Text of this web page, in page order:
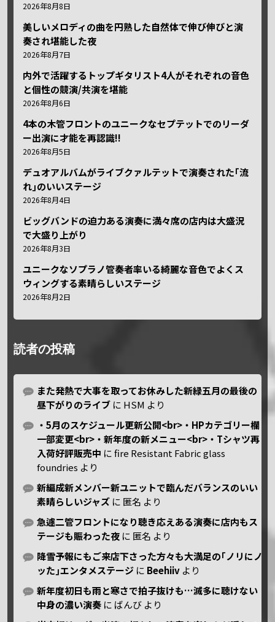
2026年8月8日
美しいメロディの曲を円熟した自然体で伸び伸びと演
奏され堪能した夜
2026年8月7日
内外で活躍するトップギタリスト4人がそれぞれの音色
と個性の競演/共演を堪能
2026年8月6日
4本の木管フロントのユニークなセプテットでのリーダ
ー出演に才能を再認識!!
2026年8月5日
デュオアルバムがライブクァルテットで演奏された｢流
れ｣のいいステージ
2026年8月4日
ビッグバンドの迫力ある演奏に満々席の店内は大盛況
で大盛り上がり
2026年8月3日
ユニークなソプラノ管奏者率いる綺麗な音色でよくス
ウィングする素晴らしいステージ
2026年8月2日
読者の投稿
また発熱で大事を取ってお休みした新緑五月の最後の
昼下がりのライブ に HSM より
・5月のスケジュール更新公開<br>・HPカテゴリー欄
一部変更<br>・新年度の新メニュー<br>・Tシャツ再
入荷好評販売中 にfire Resistant Fabric glass
foundries より
新編成新メンバー新ユニットで臨んだバランスのいい
素晴らしいジャズ に 匿名 より
急遽二管フロントになり聴き応えある演奏に店内もス
テージも賑わった夜 に 匿名 より
降雪予報にもご来店下さった方々も大満足の｢ノリにノ
ッた｣エンタメステージ に Beehiiv より
新年度初日も雨と寒さで拍子抜けも…滅多に聴けない
中身の濃い演奏 に ばんび より